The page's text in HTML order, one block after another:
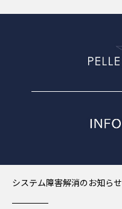
システム障害解消のお知らせ